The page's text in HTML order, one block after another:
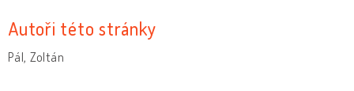
Autoři této stránky
Pál, Zoltán